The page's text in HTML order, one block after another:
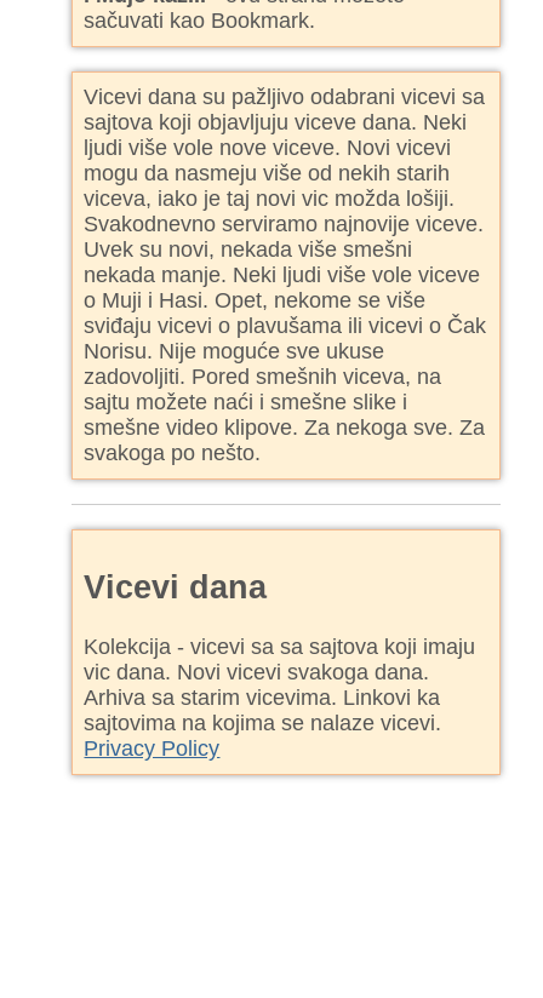
sačuvati kao Bookmark.
Vicevi dana su pažljivo odabrani vicevi sa
sajtova koji objavljuju viceve dana. Neki
ljudi više vole nove viceve. Novi vicevi
mogu da nasmeju više od nekih starih
viceva, iako je taj novi vic možda lošiji.
Svakodnevno serviramo najnovije viceve.
Uvek su novi, nekada više smešni
nekada manje. Neki ljudi više vole viceve
o Muji i Hasi. Opet, nekome se više
sviđaju vicevi o plavušama ili vicevi o Čak
Norisu. Nije moguće sve ukuse
zadovoljiti. Pored smešnih viceva, na
sajtu možete naći i smešne slike i
smešne video klipove. Za nekoga sve. Za
svakoga po nešto.
Vicevi dana
Kolekcija - vicevi sa sa sajtova koji imaju
vic dana. Novi vicevi svakoga dana.
Arhiva sa starim vicevima. Linkovi ka
sajtovima na kojima se nalaze vicevi.
Privacy Policy